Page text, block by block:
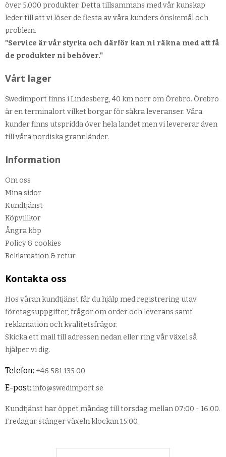
över 5.000 produkter. Detta tillsammans med vår kunskap
leder till att vi löser de flesta av våra kunders önskemål och
problem.
"Service är vår styrka och därför kan ni räkna med att få
de produkter ni behöver."
Vårt lager
Swedimport finns i Lindesberg, 40 km norr om Örebro. Örebro
är en terminalort vilket borgar för säkra leveranser. Våra
kunder finns utspridda över hela landet men vi levererar även
till våra nordiska grannländer.
Information
Om oss
Mina sidor
Kundtjänst
Köpvillkor
Ångra köp
Policy & cookies
Reklamation & retur
Kontakta oss
Hos våran kundtjänst får du hjälp med registrering utav
företagsuppgifter, frågor om order och leverans samt
reklamation och kvalitetsfrågor.
Skicka ett mail till adressen nedan eller ring vår växel så
hjälper vi dig.
Telefon: +46 581 135 00
E-post: info@swedimport.se
Kundtjänst har öppet måndag till torsdag mellan 07:00 - 16:00.
Fredagar stänger växeln klockan 15:00.